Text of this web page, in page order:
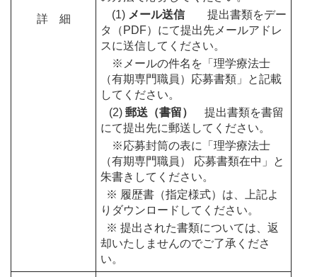
詳 細
(1) メール送信提出書類をデー
タ（PDF）にて提出先メールアドレ
スに送信してください。
※メールの件名を「理学療法士
（有期専門職員）応募書類」と記載
して ください。
(2) 郵送（書留）
提出書類を書留
にて提出先に郵送してください。
※応募封筒の表に「理学療法士
（有期専門職員） 応募書類在中」と
朱書きして ください。
※ 履歴書（指定様式）は、上記よ
りダウンロードしてください。
※ 提出された書類については、返
却いたしませんのでご了承くださ
い。